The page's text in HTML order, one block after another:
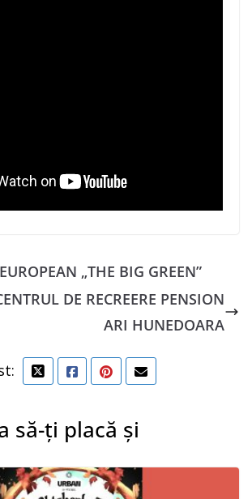
„THE BIG GREEN”
DE RECREERE PENSION
ARI HUNEDOARA
să-ți placă și